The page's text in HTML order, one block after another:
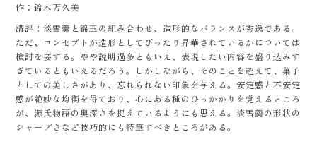
作：鈴木万久美
講評：淡雪羹と錦玉の組み合わせ、造形的なバランスが秀逸である。
ただ、コンセプトが造形としてぴったり昇華されているかについては
検討を要する。やや説明過多ともいえ、表現したい内容を盛り込みす
ぎているともいえるだろう。しかしながら、そのことを超えて、菓子
としての美しさがあり、忘れられない印象を与える。安定感と不安定
感が絶妙な均衡を得ており、心にある種のひっかかりを覚えるところ
が、源氏物語の奥深さを捉えているようにも思える。淡雪羹の形状の
シャープさなど技巧的にも特筆すべきところがある。